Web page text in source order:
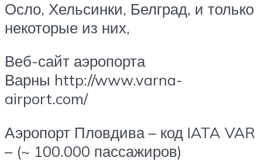
Осло, Хельсинки, Белград, и только
некоторые из них,
Веб-сайт аэропорта
Варны http://www.varna-
airport.com/
Аэропорт Пловдива – код IATA VAR
– (~ 100.000 пассажиров)